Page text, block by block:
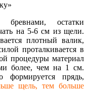
бревнами, остатки
на 5-6 см из щели.
плотный валик,
проталкивается в
процедуры материал
более, чем на 1 см.
формируется прядь,
щель, тем больше